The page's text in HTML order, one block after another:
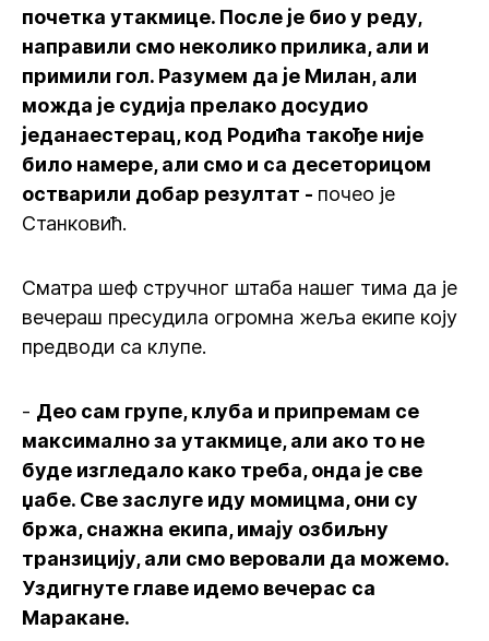
почетка утакмице. После је био у реду,
направили смо неколико прилика, али и
примили гол. Разумем да је Милан, али
можда је судија прелако досудио
једанаестерац, код Родића такође није
било намере, али смо и са десеторицом
остварили добар резултат - почео је
Станковић.
Сматра шеф стручног штаба нашег тима да је
вечераш пресудила огромна жеља екипе коју
предводи са клупе.
- Део сам групе, клуба и припремам се
максимално за утакмице, али ако то не
буде изгледало како треба, онда је све
џабе. Све заслуге иду момицма, они су
бржа, снажна екипа, имају озбиљну
транзицију, али смо веровали да можемо.
Уздигнуте главе идемо вечерас са
Маракане.